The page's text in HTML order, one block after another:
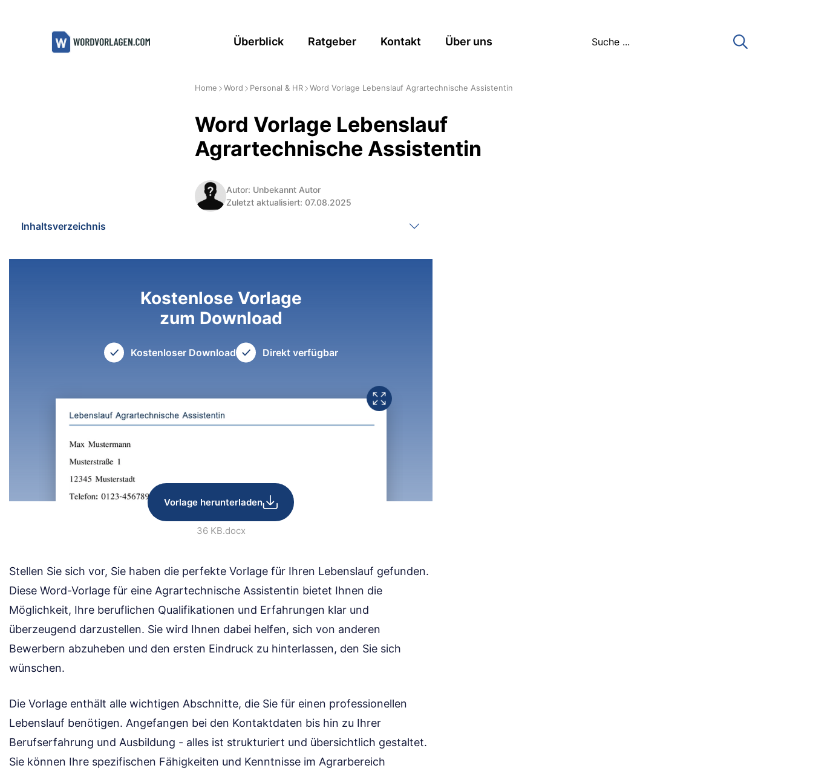
Überblick Ratgeber Kontakt Über uns
Home Word Personal & HR Word Vorlage Lebenslauf Agrartechnische Assistentin
Word Vorlage Lebenslauf
Agrartechnische Assistentin
Autor: Unbekannt Autor
Zuletzt aktualisiert: 07.08.2025
Inhaltsverzeichnis
Kostenlose Vorlage
zum Download
Kostenloser Download Direkt verfügbar
Vorlage herunterladen
36 KB.docx
Stellen Sie sich vor, Sie haben die perfekte Vorlage für Ihren Lebenslauf gefunden.
Diese Word-Vorlage für eine Agrartechnische Assistentin bietet Ihnen die
Möglichkeit, Ihre beruflichen Qualifikationen und Erfahrungen klar und
überzeugend darzustellen. Sie wird Ihnen dabei helfen, sich von anderen
Bewerbern abzuheben und den ersten Eindruck zu hinterlassen, den Sie sich
wünschen.
Die Vorlage enthält alle wichtigen Abschnitte, die Sie für einen professionellen
Lebenslauf benötigen. Angefangen bei den Kontaktdaten bis hin zu Ihrer
Berufserfahrung und Ausbildung - alles ist strukturiert und übersichtlich gestaltet.
Sie können Ihre spezifischen Fähigkeiten und Kenntnisse im Agrarbereich